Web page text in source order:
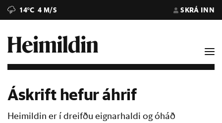
14°C 4 M/S SKRÁ INN
Áskrift hefur áhrif
Heimildin er í dreifðu eignarhaldi og óháð